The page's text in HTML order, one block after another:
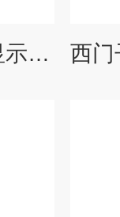
西门子6RA80调速器显示F60038故障报警维修